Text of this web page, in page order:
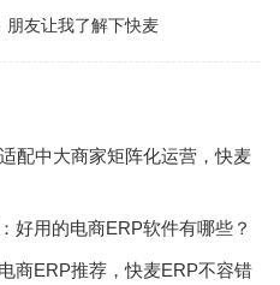
朋友让我了解下快麦
配中大商家矩阵化运营，快麦
好用的电商ERP软件有哪些？
商ERP推荐，快麦ERP不容错